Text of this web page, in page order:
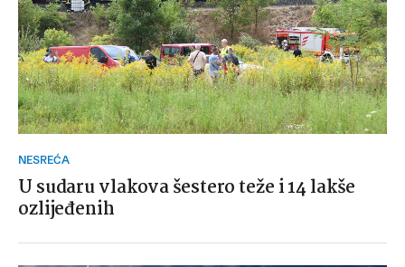
NESREĆA
U sudaru vlakova šestero teže i 14 lakše
ozlijeđenih